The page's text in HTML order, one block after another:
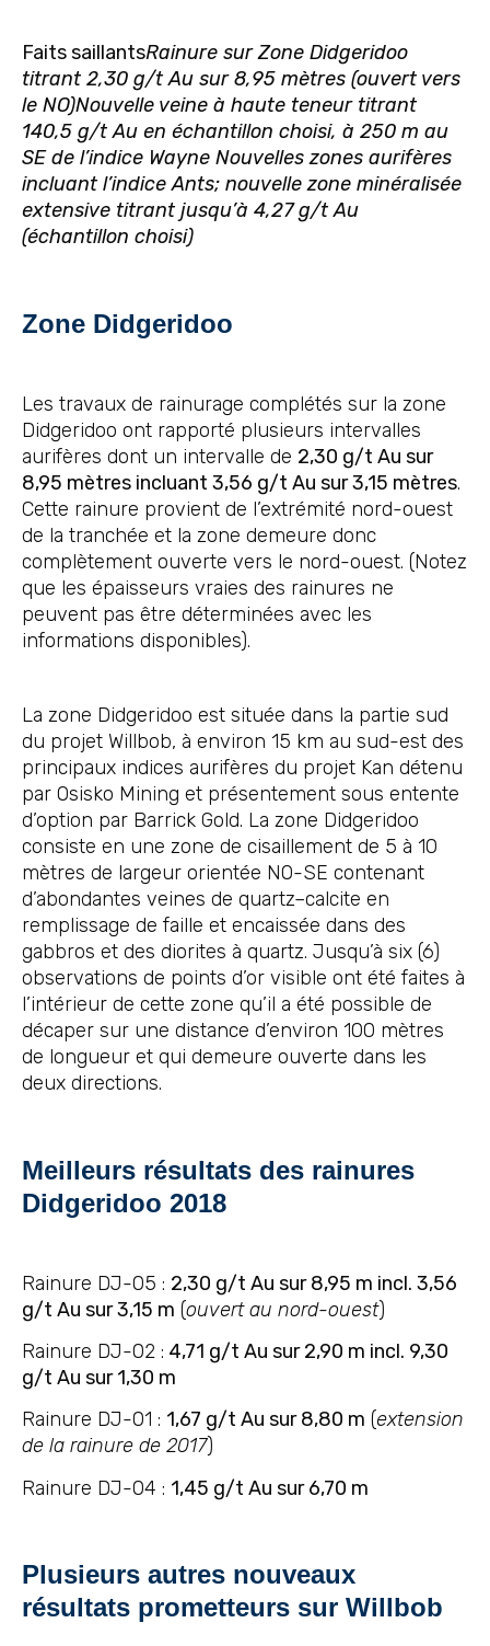
Faits saillantsRainure sur Zone Didgeridoo
titrant 2,30 g/t Au sur 8,95 mètres (ouvert vers
le NO)Nouvelle veine à haute teneur titrant
140,5 g/t Au en échantillon choisi, à 250 m au
SE de l’indice Wayne Nouvelles zones aurifères
incluant l’indice Ants; nouvelle zone minéralisée
extensive titrant jusqu’à 4,27 g/t Au
(échantillon choisi)
Zone Didgeridoo
Les travaux de rainurage complétés sur la zone
Didgeridoo ont rapporté plusieurs intervalles
aurifères dont un intervalle de 2,30 g/t Au sur
8,95 mètres incluant 3,56 g/t Au sur 3,15 mètres.
Cette rainure provient de l’extrémité nord-ouest
de la tranchée et la zone demeure donc
complètement ouverte vers le nord-ouest. (Notez
que les épaisseurs vraies des rainures ne
peuvent pas être déterminées avec les
informations disponibles).
La zone Didgeridoo est située dans la partie sud
du projet Willbob, à environ 15 km au sud-est des
principaux indices aurifères du projet Kan détenu
par Osisko Mining et présentement sous entente
d’option par Barrick Gold. La zone Didgeridoo
consiste en une zone de cisaillement de 5 à 10
mètres de largeur orientée NO-SE contenant
d’abondantes veines de quartz–calcite en
remplissage de faille et encaissée dans des
gabbros et des diorites à quartz. Jusqu’à six (6)
observations de points d’or visible ont été faites à
l’intérieur de cette zone qu’il a été possible de
décaper sur une distance d’environ 100 mètres
de longueur et qui demeure ouverte dans les
deux directions.
Meilleurs résultats des rainures
Didgeridoo 2018
Rainure DJ-05 : 2,30 g/t Au sur 8,95 m incl. 3,56
g/t Au sur 3,15 m (ouvert au nord-ouest)
Rainure DJ-02 : 4,71 g/t Au sur 2,90 m incl. 9,30
g/t Au sur 1,30 m
Rainure DJ-01 : 1,67 g/t Au sur 8,80 m (extension
de la rainure de 2017)
Rainure DJ-04 : 1,45 g/t Au sur 6,70 m
Plusieurs autres nouveaux
résultats prometteurs sur Willbob